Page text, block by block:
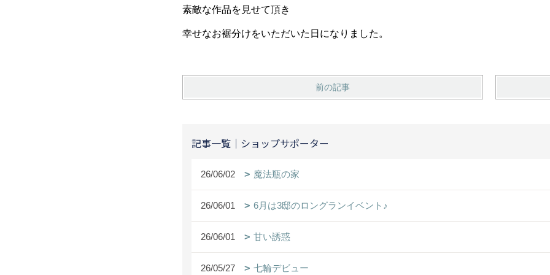
素敵な作品を見せて頂き
幸せなお裾分けをいただいた日になりました。
前の記事
記事一覧｜ショップサポーター
26/06/02 魔法瓶の家
26/06/01 6月は3邸のロングランイベント♪
26/06/01 甘い誘惑
26/05/27 七輪デビュー